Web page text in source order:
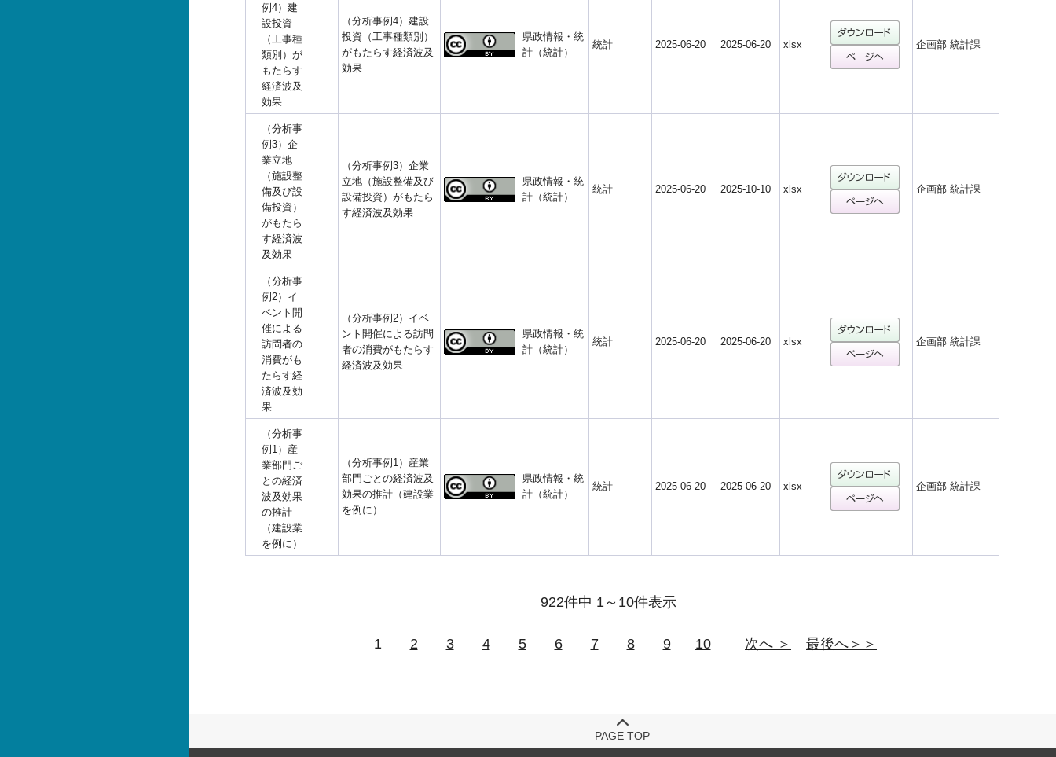
例4）建
設投資
（工事種
類別）が
もたらす
経済波及
効果
（分析事例4）建設
投資（工事種類別）
がもたらす経済波及
効果
県政情報・統
計（統計）
統計 2025-06-20 2025-06-20 xlsx 企画部 統計課
（分析事
例3）企
業立地
（施設整
備及び設
備投資）
がもたら
す経済波
及効果
（分析事例3）企業
立地（施設整備及び
設備投資）がもたら
す経済波及効果
県政情報・統
計（統計）
統計 2025-06-20 2025-10-10 xlsx 企画部 統計課
（分析事
例2）イ
ベント開
催による
訪問者の
消費がも
たらす経
済波及効
果
（分析事例2）イベ
ント開催による訪問
者の消費がもたらす
経済波及効果
県政情報・統
計（統計）
統計 2025-06-20 2025-06-20 xlsx 企画部 統計課
（分析事
例1）産
業部門ご
との経済
波及効果
の推計
（建設業
を例に）
（分析事例1）産業
部門ごとの経済波及
効果の推計（建設業
を例に）
県政情報・統
計（統計）
統計 2025-06-20 2025-06-20 xlsx 企画部 統計課
922件中 1～10件表示
1 2 3 4 5 6 7 8 9 10 次へ ＞ 最後へ＞＞
PAGE TOP